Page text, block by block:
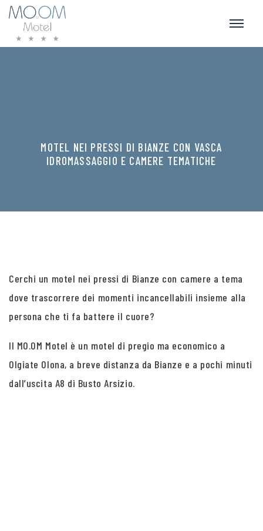
MOTEL NEI PRESSI DI BIANZE CON VASCA
IDROMASSAGGIO E CAMERE TEMATICHE
Cerchi un motel nei pressi di Bianze con camere a tema
dove trascorrere dei momenti incancellabili insieme alla
persona che ti fa battere il cuore?
Il MO.OM Motel è un motel di pregio ma economico a
Olgiate Olona, a breve distanza da Bianze e a pochi minuti
dall’uscita A8 di Busto Arsizio.